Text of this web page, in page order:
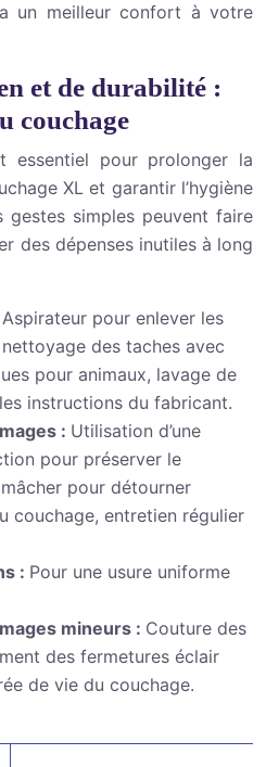
un meilleur confort à votre
et de durabilité :
couchage
essentiel pour prolonger la
XL et garantir l’hygiène
gestes simples peuvent faire
des dépenses inutiles à long
Aspirateur pour enlever les
des taches avec
pour animaux, lavage de
instructions du fabricant.
: Utilisation d’une
pour préserver le
pour détourner
couchage, entretien régulier
: Pour une usure uniforme
mineurs : Couture des
des fermetures éclair
de vie du couchage.